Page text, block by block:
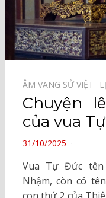
ÂM VANG SỬ VIỆT⠀
Chuyện
của vua
POSTED
31/10/2025
Vua Tự Đức
Nhậm, còn có